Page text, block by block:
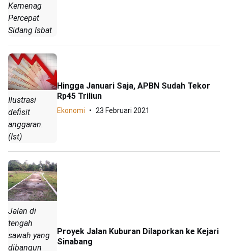
Kemenag
Percepat
Sidang Isbat
Ilustrasi
defisit
anggaran.
(Ist)
Hingga Januari Saja, APBN Sudah Tekor
Rp45 Triliun
Ekonomi 23 Februari 2021
Jalan di
tengah
sawah yang
dibangun
Proyek Jalan Kuburan Dilaporkan ke Kejari
Sinabang